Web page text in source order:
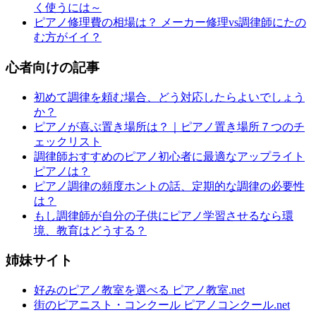
く使うには～
ピアノ修理費の相場は？ メーカー修理vs調律師にたの
む方がイイ？
心者向けの記事
初めて調律を頼む場合、どう対応したらよいでしょう
か？
ピアノが喜ぶ置き場所は？｜ピアノ置き場所７つのチ
ェックリスト
調律師おすすめのピアノ初心者に最適なアップライト
ピアノは？
ピアノ調律の頻度ホントの話、定期的な調律の必要性
は？
もし調律師が自分の子供にピアノ学習させるなら環
境、教育はどうする？
姉妹サイト
好みのピアノ教室を選べる ピアノ教室.net
街のピアニスト・コンクール ピアノコンクール.net